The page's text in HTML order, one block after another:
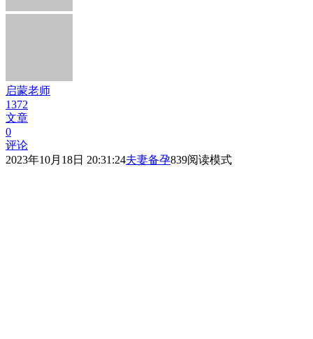
启蒙老师
1372
文章
0
评论
2023年10月18日 20:31:24夫妻备孕839阅读模式